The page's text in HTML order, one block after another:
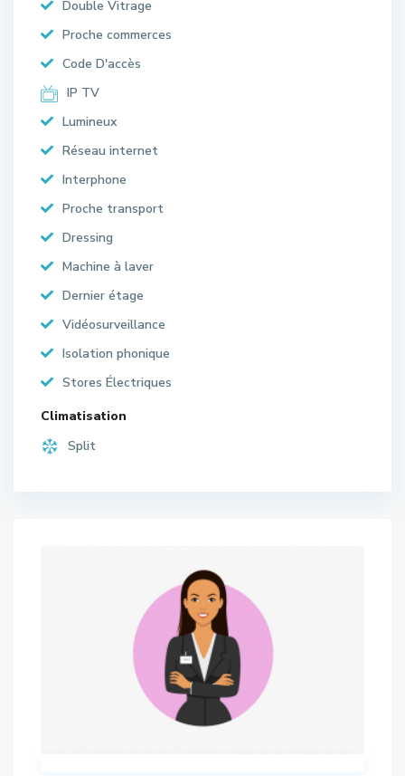
Double Vitrage
Proche commerces
Code D'accès
IP TV
Lumineux
Réseau internet
Interphone
Proche transport
Dressing
Machine à laver
Dernier étage
Vidéosurveillance
Isolation phonique
Stores Électriques
Climatisation
Split